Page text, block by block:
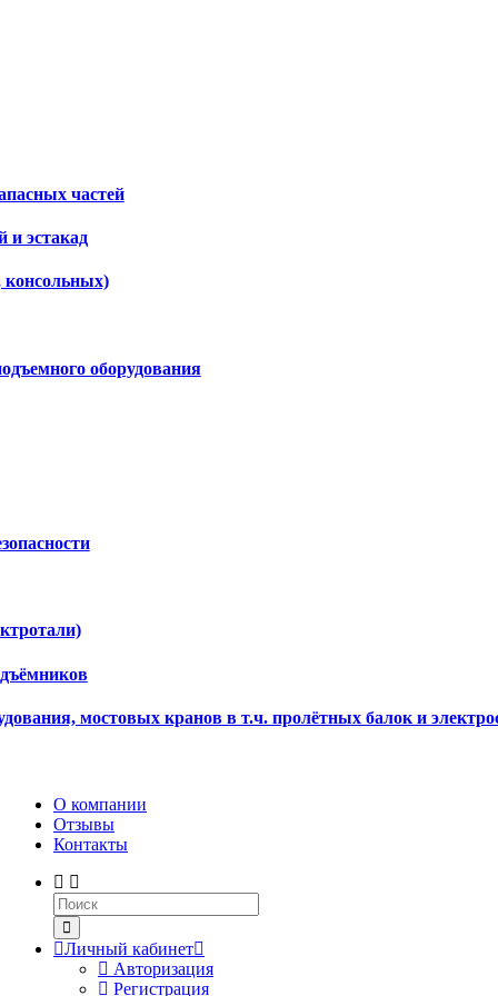
частей
и эстакад
консольных)
оборудования
мостовых кранов в т.ч. пролётных балок и
О компании
Отзывы
Контакты
Личный кабинет
Авторизация
Регистрация